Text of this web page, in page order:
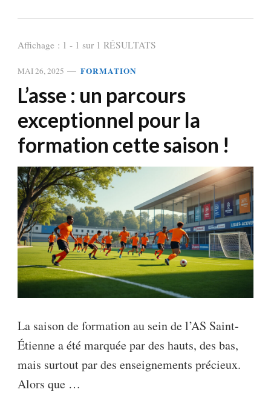
Affichage : 1 - 1 sur 1 RÉSULTATS
MAI 26, 2025 FORMATION
L’asse : un parcours
exceptionnel pour la
formation cette saison !
La saison de formation au sein de l’AS Saint-
Étienne a été marquée par des hauts, des bas,
mais surtout par des enseignements précieux.
Alors que …